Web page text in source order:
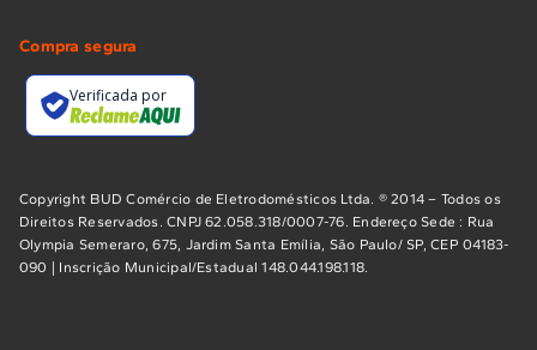
corresponde exatamente ao seu fogão. O modelo pode
ser encontrado em uma etiqueta na lateral ou na parte
traseira do aparelho.
Compra segura
Verificada por
Copyright BUD Comércio de Eletrodomésticos Ltda. ® 2014 – Todos os
Direitos Reservados. CNPJ 62.058.318/0007-76. Endereço Sede : Rua
Olympia Semeraro, 675, Jardim Santa Emília, São Paulo/ SP, CEP 04183-
090 | Inscrição Municipal/Estadual 148.044.198.118.